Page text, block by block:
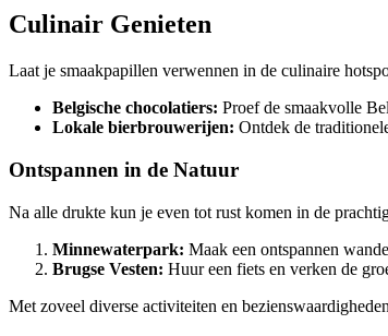
Culinair Genieten
Laat je smaakpapillen verwennen in de culinaire
Belgische chocolatiers: Proef de smaakvolle
Lokale bierbrouwerijen: Ontdek de
Ontspannen in de Natuur
Na alle drukte kun je even tot rust komen in de
Minnewaterpark: Maak een ontspannen
Brugse Vesten: Huur een fiets en verken de
Met zoveel diverse activiteiten en